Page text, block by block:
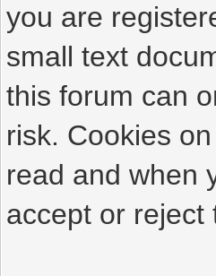
you are
small text
this forum can
risk. Cookies
read and when
accept or reject